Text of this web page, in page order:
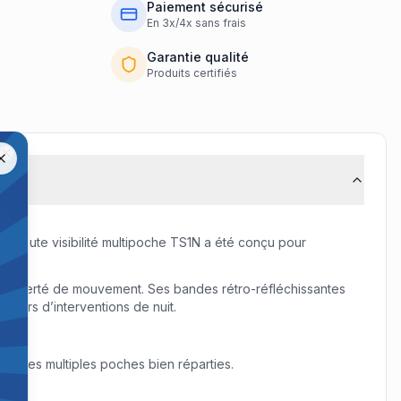
Paiement sécurisé
En 3x/4x sans frais
Garantie qualité
Produits certifiés
haute visibilité multipoche TS1N a été conçu pour
liberté de mouvement. Ses bandes rétro-réfléchissantes
lors d’interventions de nuit.
ses multiples poches bien réparties.
Close